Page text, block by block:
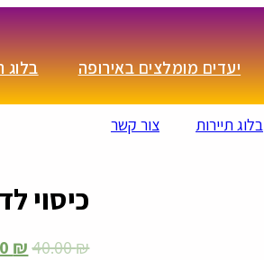
יעדים מומלצים באירופה בלוג
בלוג תיירות
צור קשר
כיסוי
40.00₪
₪